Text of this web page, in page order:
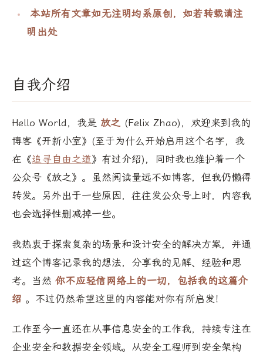
本站所有文章如无注明均系原创，如若转载请注
明出处
自我介绍
Hello World，我是 放之 (Felix Zhao)，欢迎来到我的
博客《开新小室》(至于为什么开始启用这个名字，我
在《追寻自由之道》有过介绍)，同时我也维护着一个
公众号《放之》。虽然阅读量远不如博客，但我仍懒得
转发。另外出于一些原因，往往发公众号上时，内容我
也会选择性删减掉一些。
我热衷于探索复杂的场景和设计安全的解决方案，并通
过这个博客记录我的想法，分享我的见解、经验和思
考。当然 你不应轻信网络上的一切，包括我的这篇介
绍 。不过仍然希望这里的内容能对你有所启发！
工作至今一直还在从事信息安全的工作我，持续专注在
企业安全和数据安全领域。从安全工程师到安全架构